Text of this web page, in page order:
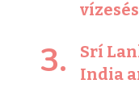
Srí
India